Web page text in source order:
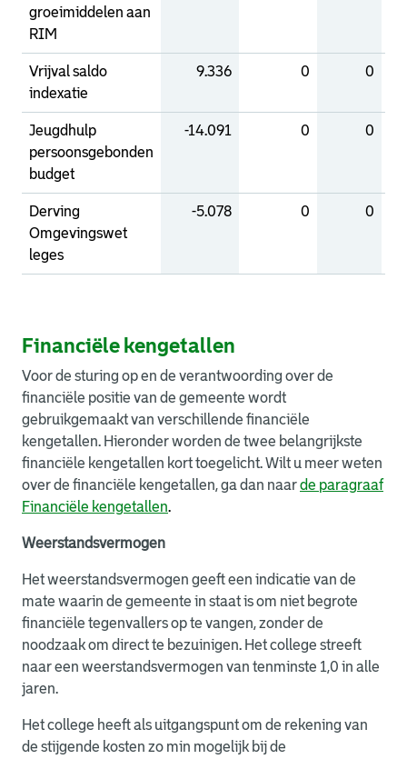
groeimiddelen aan
RIM
Vrijval saldo
indexatie
9.336 0 0
Jeugdhulp
persoonsgebonden
budget
-14.091 0 0
Derving
Omgevingswet
leges
-5.078 0 0
Financiële kengetallen
Voor de sturing op en de verantwoording over de
financiële positie van de gemeente wordt
gebruikgemaakt van verschillende financiële
kengetallen. Hieronder worden de twee belangrijkste
financiële kengetallen kort toegelicht. Wilt u meer weten
over de financiële kengetallen, ga dan naarde paragraaf
Financiële kengetallen.
Weerstandsvermogen
Het weerstandsvermogen geeft een indicatie van de
mate waarin de gemeente in staat is om niet begrote
financiële tegenvallers op te vangen, zonder de
noodzaak om direct te bezuinigen. Het college streeft
naar een weerstandsvermogen van tenminste 1,0 in alle
jaren.
Het college heeft als uitgangspunt om de rekening van
de stijgende kosten zo min mogelijk bij de